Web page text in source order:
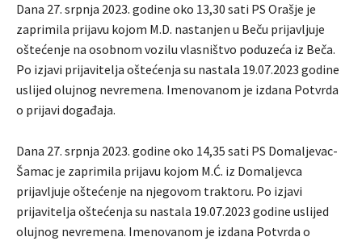
Dana 27. srpnja 2023. godine oko 13,30 sati PS Orašje je
zaprimila prijavu kojom M.D. nastanjen u Beču prijavljuje
oštećenje na osobnom vozilu vlasništvo poduzeća iz Beča.
Po izjavi prijavitelja oštećenja su nastala 19.07.2023 godine
uslijed olujnog nevremena. Imenovanom je izdana Potvrda
o prijavi događaja.
Dana 27. srpnja 2023. godine oko 14,35 sati PS Domaljevac-
Šamac je zaprimila prijavu kojom M.Ć. iz Domaljevca
prijavljuje oštećenje na njegovom traktoru. Po izjavi
prijavitelja oštećenja su nastala 19.07.2023 godine uslijed
olujnog nevremena. Imenovanom je izdana Potvrda o